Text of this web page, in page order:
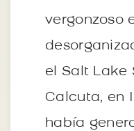
vergonzoso
el Salt Lake
Calcuta, en
había